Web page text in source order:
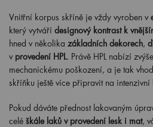
Vnitřní korpus skříně je vždy vyroben v
který vytváří designový kontrast k
hned v několika základních dekorech,
v provedení HPL. Právě HPL nabízí
mechanickému poškození, a je tak
skříňku ještě více připravit na
Pokud dáváte přednost lakovaným
celé škále laků v provedení lesk i mat,